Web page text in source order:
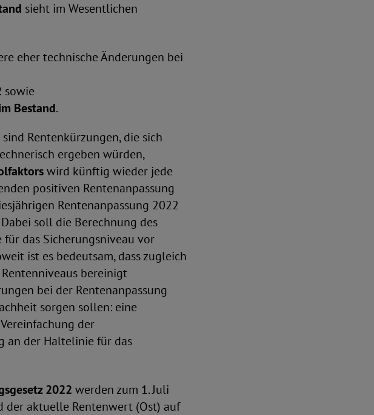
sieht im Wesentlichen
eher technische Änderungen bei
sowie
Bestand.
Rentenkürzungen, die sich
ergeben würden,
wird künftig wieder jede
positiven Rentenanpassung
Rentenanpassung 2022
soll die Berechnung des
das Sicherungsniveau vor
ist es bedeutsam, dass zugleich
bereinigt
bei der Rentenanpassung
sorgen sollen: eine
der
an der Haltelinie für das
2022 werden zum 1. Juli
aktuelle Rentenwert (Ost) auf